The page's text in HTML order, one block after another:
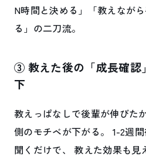
N時間と決める」「教えなが
る」の二刀流。
③ 教えた後の「成長確認
下
教えっぱなしで後輩が伸びた
側のモチベが下がる。 1-2週
聞くだけで、 教えた効果も見